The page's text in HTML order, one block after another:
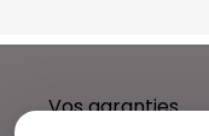
Vos garanties